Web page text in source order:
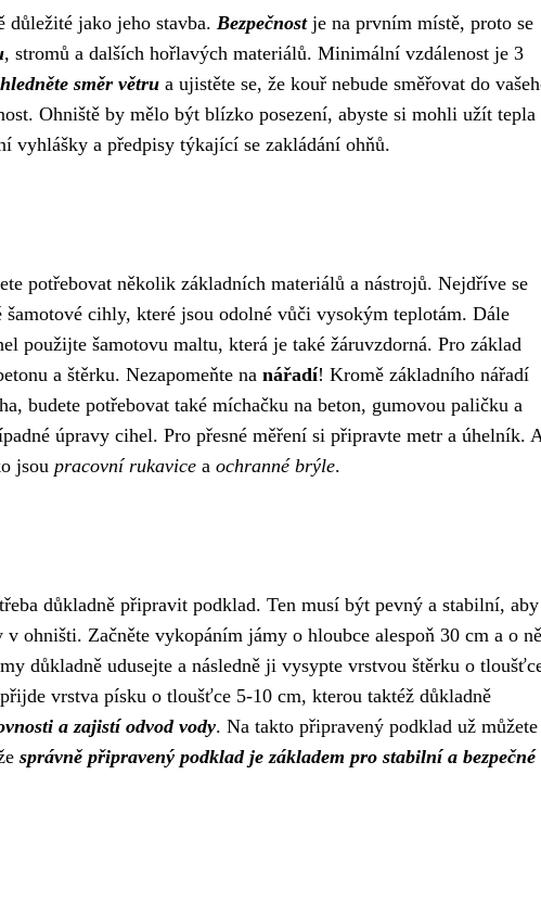
důležité jako jeho stavba. Bezpečnostje na prvním místě, proto se
, stromů a dalších hořlavých materiálů. Minimální vzdálenost je 3
směr větru a ujistěte se, že kouř nebude směřovat do
Ohniště by mělo být blízko posezení, abyste si mohli užít tepla
vyhlášky a předpisy týkající se zakládání ohňů.
potřebovat několik základních materiálů a nástrojů. Nejdříve se
šamotové cihly, které jsou odolné vůči vysokým teplotám. Dále
použijte šamotovu maltu, která je také žáruvzdorná. Pro základ
a štěrku. Nezapomeňte na nářadí! Kromě základního nářadí
budete potřebovat také míchačku na beton, gumovou paličku a
úpravy cihel. Pro přesné měření si připravte metr a úhelník.
jsou pracovní rukavice a ochranné brýle.
důkladně připravit podklad. Ten musí být pevný a stabilní, aby
ohništi. Začněte vykopáním jámy o hloubce alespoň 30 cm a o
důkladně udusejte a následně ji vysypte vrstvou štěrku o
vrstva písku o tloušťce 5-10 cm, kterou taktéž důkladně
a zajistí odvod vody. Na takto připravený podklad už můžete
správně připravený podklad je základem pro stabilní a bezpečné